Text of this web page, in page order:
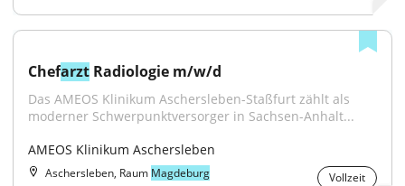
Chefarzt Radiologie m/w/d
Das AMEOS Klinikum Aschersleben-Staßfurt zählt als
moderner Schwerpunktversorger in Sachsen-Anhalt...
AMEOS Klinikum Aschersleben
Aschersleben, Raum Magdeburg Vollzeit